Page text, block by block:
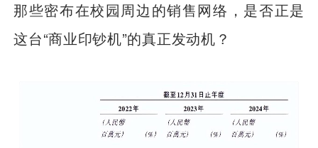
那些密布在校园周边的销售网络，是否正是
这台“商业印钞机”的真正发动机？